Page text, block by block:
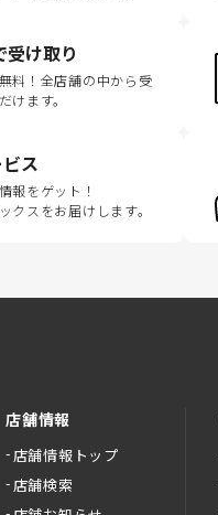
け取り
料！全店舗の中から受
けます。
ス
報をゲット！
クスをお届けします。
店舗情報
店舗情報トップ
店舗検索